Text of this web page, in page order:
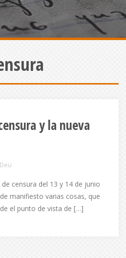
y la nueva
censura del 13 y 14 de junio
manifiesto varias cosas, que
el punto de vista de […]